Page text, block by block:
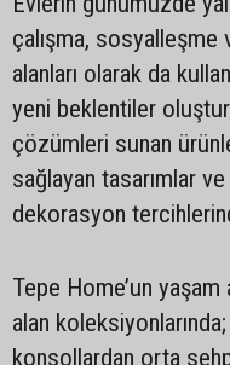
çalışma,
alanları olarak da
yeni beklentiler
çözümleri sunan
sağlayan tasarımlar
dekorasyon
Tepe Home’un yaşam
alan
konsollardan orta